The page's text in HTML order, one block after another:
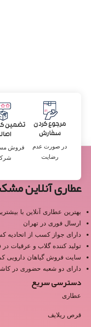
مرجوع کردن
سفارش
در صورت عدم
رضایت
تضمین
فروش
عطاری آنلاین
بهترین عطاری آنلاین با
ارسال فوری در تهران
دارای جواز کسب از اتحادیه
تولید کننده گلاب و عرقیات
سایت فروش گیاهان دارویی
دارای دو شعبه حضوری در
دسترسی سریع
عطاری
قرص ریلایف